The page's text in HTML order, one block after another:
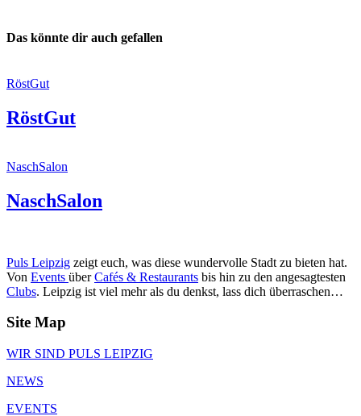
Das könnte dir auch gefallen
RöstGut
RöstGut
NaschSalon
NaschSalon
Puls Leipzig zeigt euch, was diese wundervolle Stadt zu bieten hat.
Von Events überCafés & Restaurants bis hin zu den angesagtesten
Clubs. Leipzig ist viel mehr als du denkst, lass dich überraschen…
Site Map
WIR SIND PULS LEIPZIG
NEWS
EVENTS